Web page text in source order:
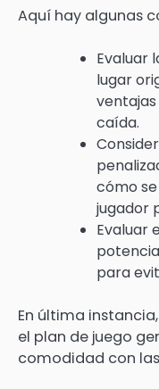
Aquí hay algunas
Evaluar
lugar
caída.
cómo
jugador
Evaluar
para
En última
el plan de juego
comodidad con